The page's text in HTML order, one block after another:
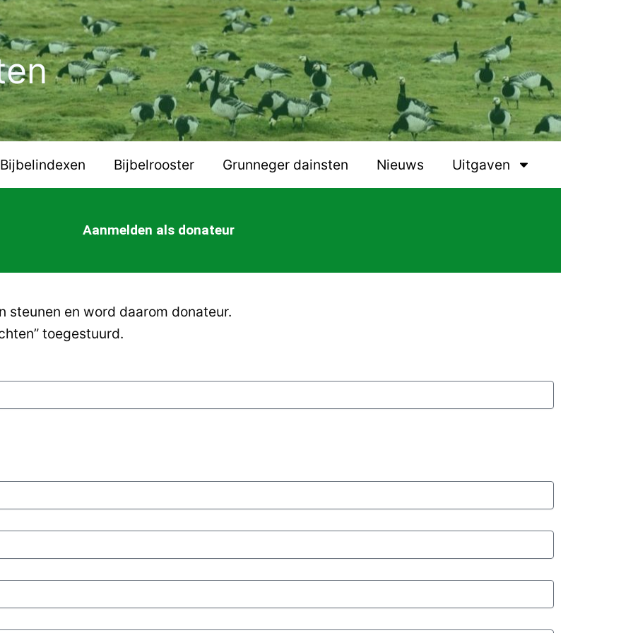
Bijbelindexen Bijbelrooster Grunneger dainsten Nieuws Uitgaven
Aanmelden als donateur
en word daarom donateur.
toegestuurd.